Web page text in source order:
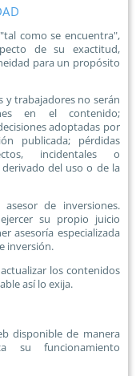
como se encuentra",
de su exactitud,
para un propósito
y trabajadores no serán
en el contenido;
adoptadas por
publicada; pérdidas
incidentales o
del uso o de la
de inversiones.
su propio juicio
asesoría especializada
inversión.
los contenidos
así lo exija.
disponible de manera
su funcionamiento